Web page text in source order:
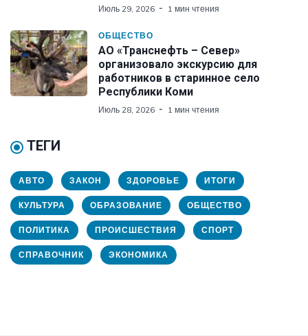
Июль 29, 2026 1 мин чтения
ОБЩЕСТВО
АО «Транснефть – Север»
организовало экскурсию для
работников в старинное село
Республики Коми
Июль 28, 2026 1 мин чтения
ТЕГИ
АВТО ЗАКОН ЗДОРОВЬЕ ИТОГИ
КУЛЬТУРА ОБРАЗОВАНИЕ ОБЩЕСТВО
ПОЛИТИКА ПРОИСШЕСТВИЯ СПОРТ
СПРАВОЧНИК ЭКОНОМИКА